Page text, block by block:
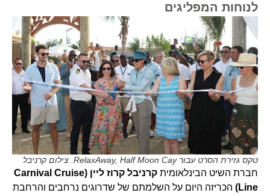
לנוחות המפליגים
טקס גזירת הסרט עבור RelaxAway, Half Moon Cay. צילום קרניבל
חברת השיט הבינלאומית
קרניבל קרוז ליין (Carnival Cruise
Line) הכריזה היום על השלמתם של שדרוגים נרחבים והרחבת